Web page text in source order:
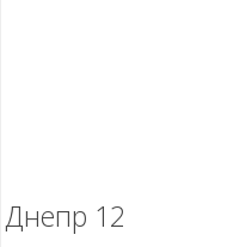
Днепр 12